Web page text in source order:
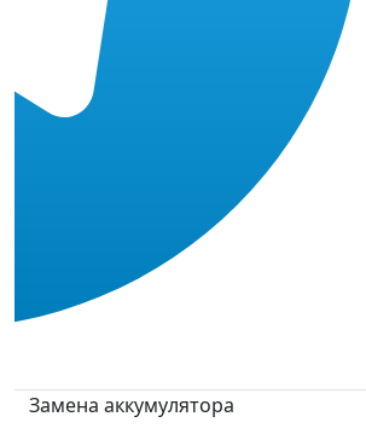
Замена аккумулятора